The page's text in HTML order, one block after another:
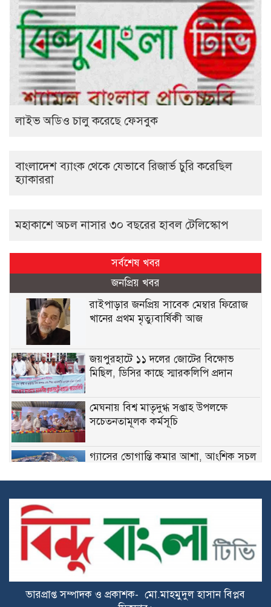
লাইভ অডিও চালু করেছে ফেসবুক
বাংলাদেশ ব্যাংক থেকে যেভাবে রিজার্ভ চুরি করেছিল
হ্যাকাররা
মহাকাশে অচল নাসার ৩০ বছরের হাবল টেলিস্কোপ
সর্বশেষ খবর
জনপ্রিয় খবর
রাইপাড়ার জনপ্রিয় সাবেক মেম্বার ফিরোজ
খানের প্রথম মৃত্যুবার্ষিকী আজ
জয়পুরহাটে ১১ দলের জোটের বিক্ষোভ
মিছিল, ডিসির কাছে স্মারকলিপি প্রদান
মেঘনায় বিশ্ব মাতৃদুগ্ধ সপ্তাহ উপলক্ষে
সচেতনতামূলক কর্মসূচি
গ্যাসের ভোগান্তি কমার আশা, আংশিক সচল
ভারত? প্রশ্ন তুলল বিএনপি
ডকুমেন্টরিতে আবু সাঈদ ও খালেদা জিয়ার
ছবি না থাকা নিয়ে যা বললেন রাষ্ট্রপতি
ট্রাইব্যুনালে কল রেকর্ড: সাদ্দাম-ইনানকে
ভারপ্রাপ্ত সম্পাদক ও প্রকাশক- মো.মাহমুদুল হাসান বিপ্লব